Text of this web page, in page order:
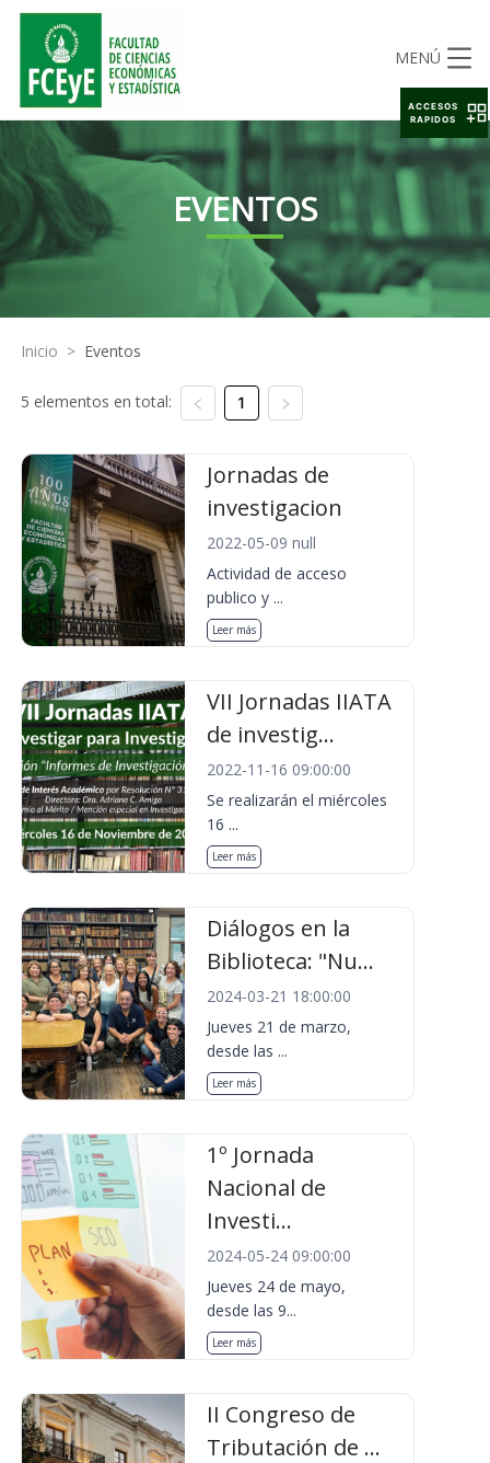
MENÚ
EVENTOS
Inicio > Eventos
5 elementos en total: 1
Jornadas de
investigacion
2022-05-09 null
Actividad de acceso
publico y ...
Leer más
VII Jornadas IIATA
de investig...
2022-11-16 09:00:00
Se realizarán el miércoles
16 ...
Leer más
Diálogos en la
Biblioteca: "Nu...
2024-03-21 18:00:00
Jueves 21 de marzo,
desde las ...
Leer más
1º Jornada
Nacional de
Investi...
2024-05-24 09:00:00
Jueves 24 de mayo,
desde las 9...
Leer más
II Congreso de
Tributación de ...
ACCESOS
RAPIDOS